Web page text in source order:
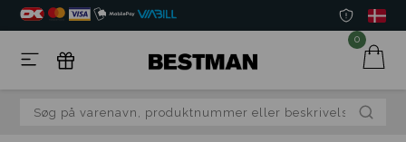
0